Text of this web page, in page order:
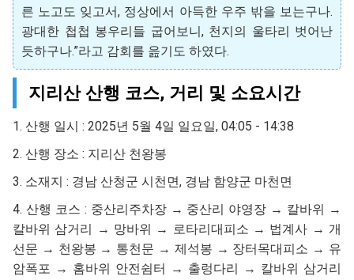
른 노고도 잊고서, 정상에서 아득한 우주 밖을 보는구나.
광대한 첩첩 봉우리들 굽어보니, 천지의 울타리 벗어난
듯하구나.”라고 감회를 읊기도 하였다.
지리산 산행 코스, 거리 및 소요시간
1. 산행 일시 : 2025년 5월 4일 일요일, 04:05 - 14:38
2. 산행 장소 : 지리산 천왕봉
3. 소재지 : 경남 산청군 시천면, 경남 함양군 마천면
4. 산행 코스 : 중산리주차장 → 중산리 야영장 → 칼바위 →
칼바위 삼거리 → 망바위 → 로타리대피소 → 법계사 → 개
선문 → 천왕봉 → 통천문 → 제석봉 → 장터목대피소 → 유
암폭포 → 홈바위 안전쉼터 → 출렁다리 → 칼바위 삼거리